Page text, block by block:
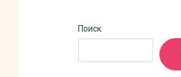
Поиск